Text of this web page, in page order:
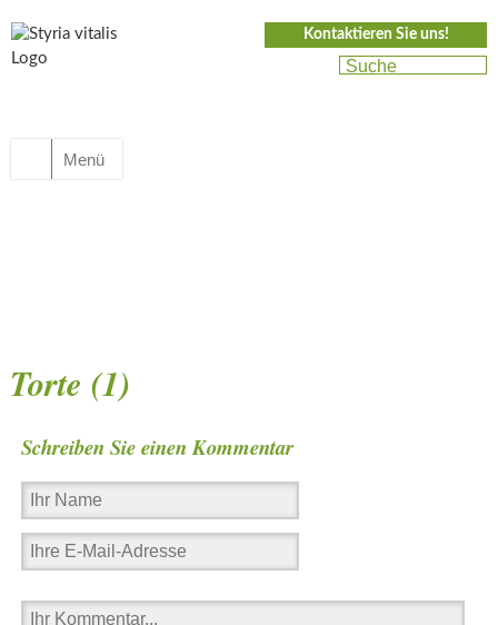
Kontaktieren Sie uns!
Menü
Torte (1)
Schreiben Sie einen Kommentar